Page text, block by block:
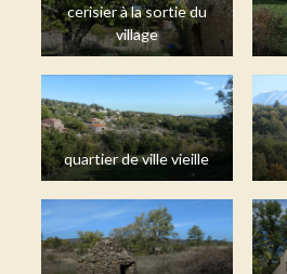
cerisier à la sortie du
village
quartier de ville vieille